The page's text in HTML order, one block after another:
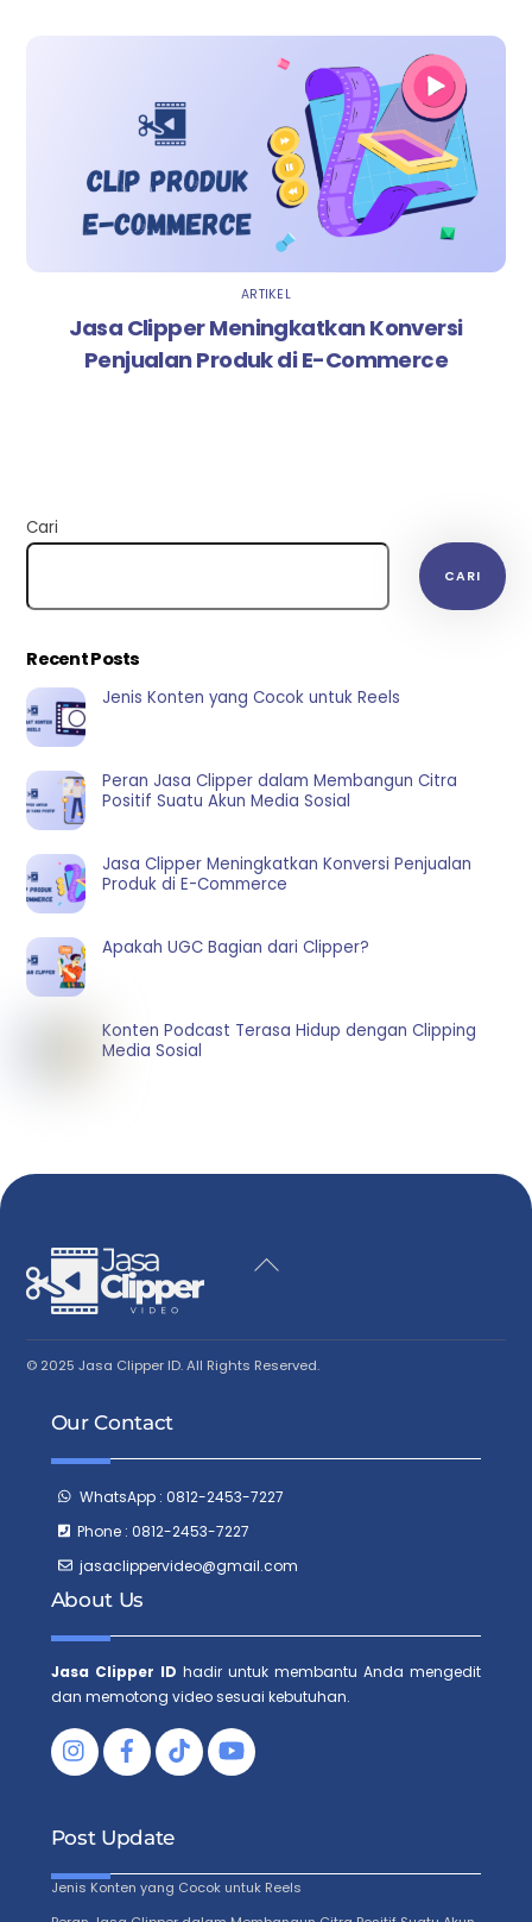
ARTIKEL
Jasa Clipper Meningkatkan Konversi
Penjualan Produk di E-Commerce
Cari
CARI
Recent Posts
Jenis Konten yang Cocok untuk Reels
Peran Jasa Clipper dalam Membangun Citra
Positif Suatu Akun Media Sosial
Jasa Clipper Meningkatkan Konversi Penjualan
Produk di E-Commerce
Apakah UGC Bagian dari Clipper?
Konten Podcast Terasa Hidup dengan Clipping
Media Sosial
Back
© 2025 Jasa Clipper ID. All Rights Reserved.
Our Contact
WhatsApp : 0812-2453-7227
Phone : 0812-2453-7227
jasaclippervideo@gmail.com
About Us
Jasa Clipper ID hadir untuk membantu Anda mengedit
dan memotong video sesuai kebutuhan.
FacebookTiktok
Post Update
Jenis Konten yang Cocok untuk Reels